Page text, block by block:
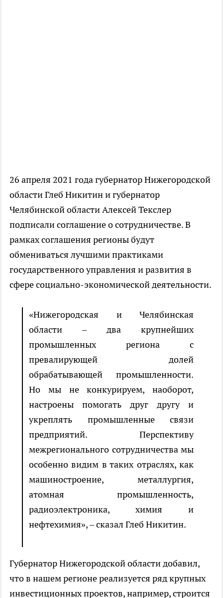
26 апреля 2021 года губернатор Нижегородской
области Глеб Никитин и губернатор
Челябинской области Алексей Текслер
подписали соглашениео сотрудничестве. В
рамках соглашения регионы будут
обмениваться лучшими практиками
государственного управления и развития в
сфере социально-экономической деятельности.
«Нижегородская и Челябинская
области – два крупнейших
промышленных региона с
превалирующей долей
обрабатывающей промышленности.
Но мы не конкурируем, наоборот,
настроены помогать друг другу и
укреплять промышленные связи
предприятий. Перспективу
межрегионального сотрудничества мы
особенно видим в таких отраслях, как
машиностроение, металлургия,
атомная промышленность,
радиоэлектроника, химия и
нефтехимия», – сказал Глеб Никитин.
Губернатор Нижегородской области добавил,
что в нашем регионе реализуется ряд крупных
инвестиционных проектов, например, строится